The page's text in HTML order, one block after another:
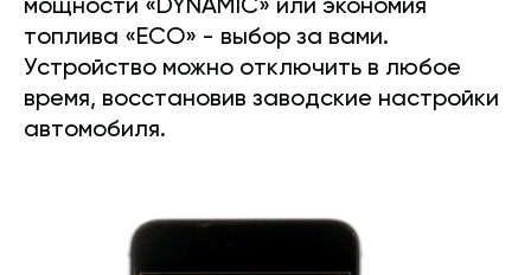
мощности «DYNAMIC» или экономия
топлива «ECO» - выбор за вами.
Устройство можно отключить в любое
время, восстановив заводские настройки
автомобиля.